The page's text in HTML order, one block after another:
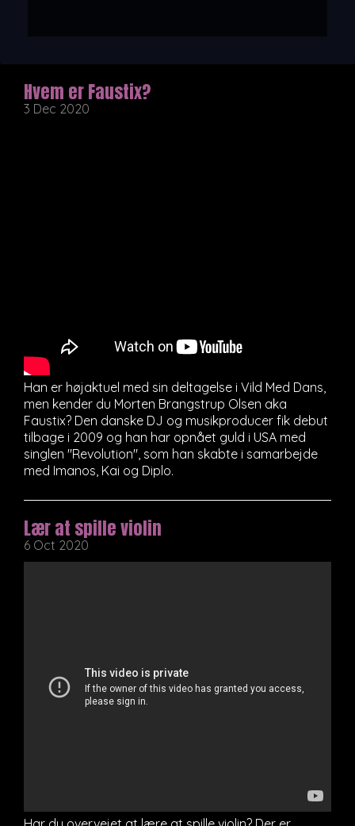
Hvem er Faustix?
3 Dec 2020
Han er højaktuel med sin deltagelse i Vild Med Dans,
men kender du Morten Brangstrup Olsen aka
Faustix? Den danske DJ og musikproducer fik debut
tilbage i 2009 og han har opnået guld i USA med
singlen "Revolution", som han skabte i samarbejde
med Imanos, Kai og Diplo.
Lær at spille violin
6 Oct 2020